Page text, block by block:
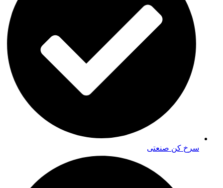
سرخ کن صنعتی